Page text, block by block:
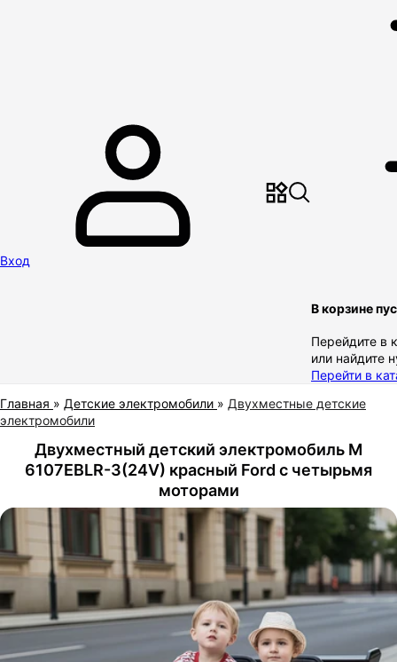
Вход
В корзине
Перейдите в
или найдите
Перейти в
Главная » Детские электромобили » Двухместные детские
электромобили
Двухместный детский электромобиль M
6107EBLR-3(24V) красный Ford с четырьмя
моторами